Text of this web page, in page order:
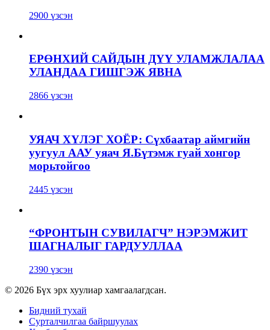
2900 үзсэн
ЕРӨНХИЙ САЙДЫН ДҮҮ УЛАМЖЛАЛАА
УЛАНДАА ГИШГЭЖ ЯВНА
2866 үзсэн
УЯАЧ ХҮЛЭГ ХОЁР: Сүхбаатар аймгийн
уугуул ААУ уяач Я.Бүтэмж гуай хонгор
морьтойгоо
2445 үзсэн
“ФРОНТЫН СУВИЛАГЧ” НЭРЭМЖИТ
ШАГНАЛЫГ ГАРДУУЛЛАА
2390 үзсэн
© 2026 Бүх эрх хуулиар хамгаалагдсан.
Бидний тухай
Сурталчилгаа байршуулах